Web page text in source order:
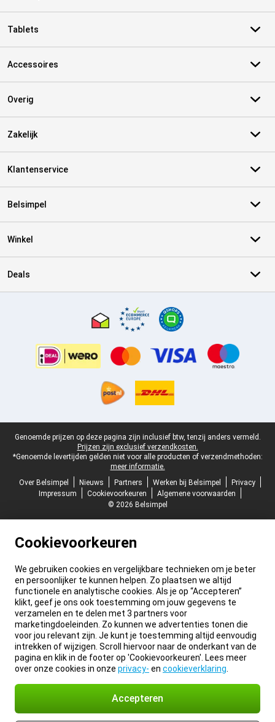
Tablets
Accessoires
Overig
Zakelijk
Klantenservice
Belsimpel
Winkel
Deals
Juridische voettekst
Genoemde prijzen op deze pagina zijn inclusief btw, tenzij anders vermeld.
Prijzen zijn exclusief verzendkosten.
*Genoemde levertijden gelden niet voor alle producten of verzendmethoden:
meer informatie.
Over Belsimpel
Nieuws Partners Werken bij Belsimpel
Privacy
Impressum
Cookievoorkeuren
Algemene voorwaarden
© 2026 Belsimpel
Cookievoorkeuren
We gebruiken cookies en vergelijkbare technieken om je beter
en persoonlijker te kunnen helpen. Zo plaatsen we altijd
functionele en analytische cookies. Als je op “Accepteren”
klikt, geef je ons ook toestemming om jouw gegevens te
verzamelen en te delen met 3 partners voor
marketingdoeleinden. Zo kunnen we advertenties tonen die
voor jou relevant zijn. Je kunt je toestemming altijd eenvoudig
intrekken of wijzigen. Scroll hiervoor naar de onderkant van de
pagina en klik in de footer op 'Cookievoorkeuren'. Lees meer
over onze cookies in onze privacy- en cookieverklaring
Accepteren